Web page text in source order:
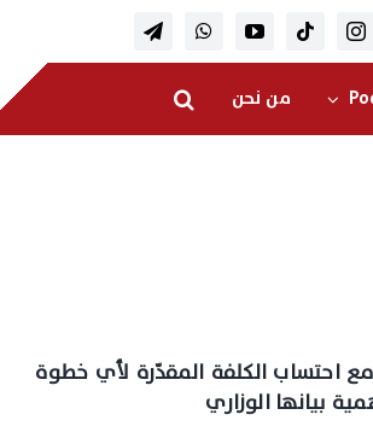
من نحن
تتحمّل الضغوط التي تتعرّض لها بمقدار 360 درجة، مع احتساب الكلفة المقدّرة لأي خطوة
بيانها الوزاري